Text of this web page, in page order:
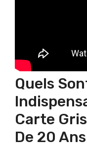
Quels
Carte
De 20